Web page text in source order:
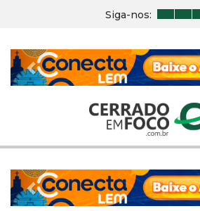
Siga-nos:
Previous
Previous